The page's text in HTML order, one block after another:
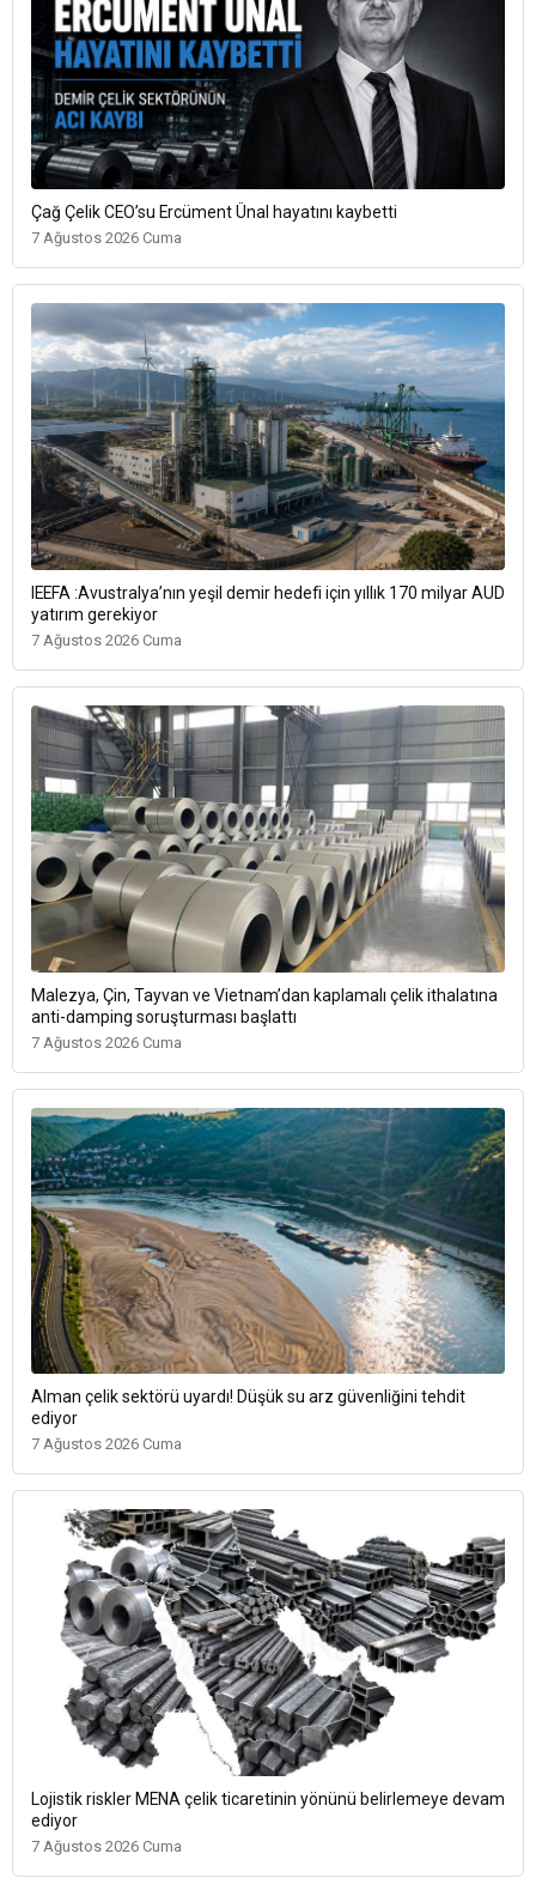
Çağ Çelik CEO’su Ercüment Ünal hayatını kaybetti
7 Ağustos 2026 Cuma
IEEFA :Avustralya’nın yeşil demir hedefi için yıllık 170 milyar AUD
yatırım gerekiyor
7 Ağustos 2026 Cuma
Malezya, Çin, Tayvan ve Vietnam’dan kaplamalı çelik ithalatına
anti-damping soruşturması başlattı
7 Ağustos 2026 Cuma
Alman çelik sektörü uyardı! Düşük su arz güvenliğini tehdit
ediyor
7 Ağustos 2026 Cuma
Lojistik riskler MENA çelik ticaretinin yönünü belirlemeye devam
ediyor
7 Ağustos 2026 Cuma